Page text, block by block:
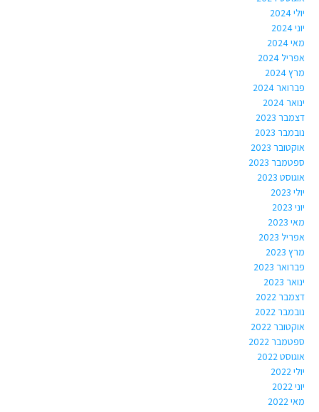
יולי 2024
יוני 2024
מאי 2024
אפריל 2024
מרץ 2024
פברואר 2024
ינואר 2024
דצמבר 2023
נובמבר 2023
אוקטובר 2023
ספטמבר 2023
אוגוסט 2023
יולי 2023
יוני 2023
מאי 2023
אפריל 2023
מרץ 2023
פברואר 2023
ינואר 2023
דצמבר 2022
נובמבר 2022
אוקטובר 2022
ספטמבר 2022
אוגוסט 2022
יולי 2022
יוני 2022
מאי 2022